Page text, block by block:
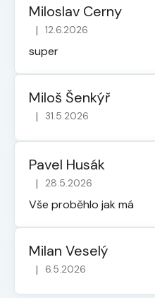
Miloslav Cerny
Hodnocení obchodu je
| 12.6.2026
super
Miloš Šenkýř
Hodnocení obchodu je
| 31.5.2026
Pavel Husák
Hodnocení obchodu je
| 28.5.2026
Vše proběhlo jak má
Milan Veselý
Hodnocení obchodu je
| 6.5.2026